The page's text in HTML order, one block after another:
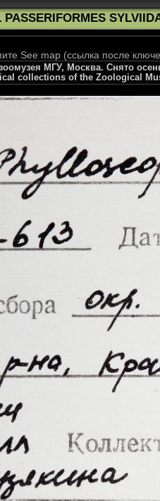
PASSERIFORMES
See map (ссылка после
МГУ, Москва. Снято
collections of the Zoological